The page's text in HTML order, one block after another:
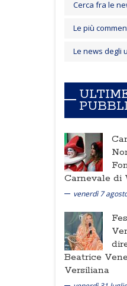
Cerca fra le
Le più
Le news degli
Carnevale di
venerdì 7
Beatrice
Versiliana